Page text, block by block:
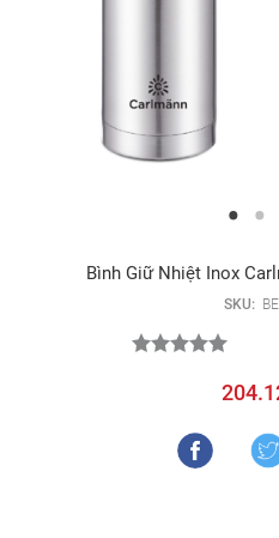
Bình Giữ Nhiệt Inox
SKU: